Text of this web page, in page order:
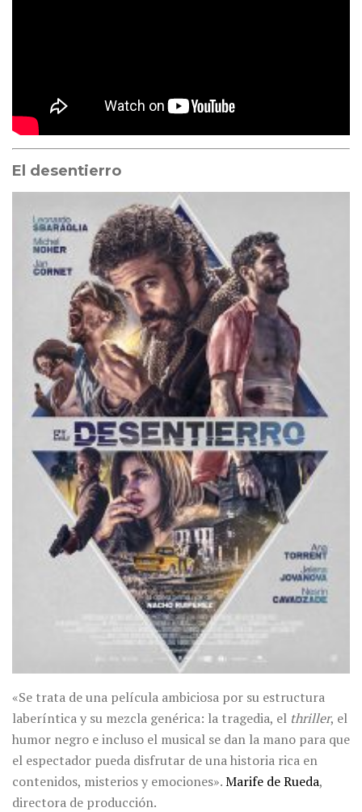
El desentierro
«Se trata de una película ambiciosa por su estructura
laberíntica y su mezcla genérica: la tragedia, el thriller, el
humor negro e incluso el musical se dan la mano para que
el espectador pueda disfrutar de una historia rica en
contenidos, misterios y emociones».Marife de Rueda,
directora de producción.